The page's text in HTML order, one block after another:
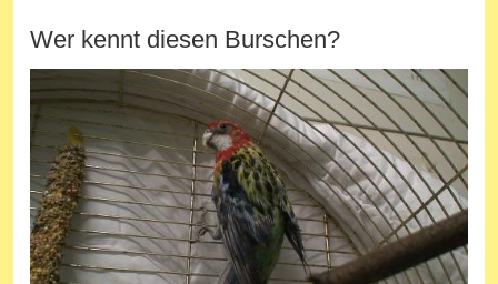
Wer kennt diesen Burschen?